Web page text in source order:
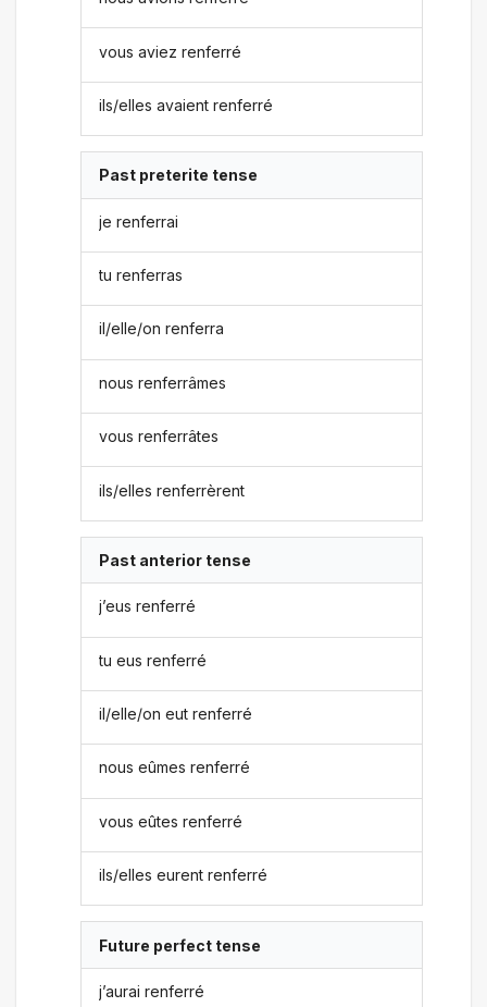
vous aviez renferré
ils/elles avaient renferré
Past preterite tense
je renferrai
tu renferras
il/elle/on renferra
nous renferrâmes
vous renferrâtes
ils/elles renferrèrent
Past anterior tense
j’eus renferré
tu eus renferré
il/elle/on eut renferré
nous eûmes renferré
vous eûtes renferré
ils/elles eurent renferré
Future perfect tense
j’aurai renferré